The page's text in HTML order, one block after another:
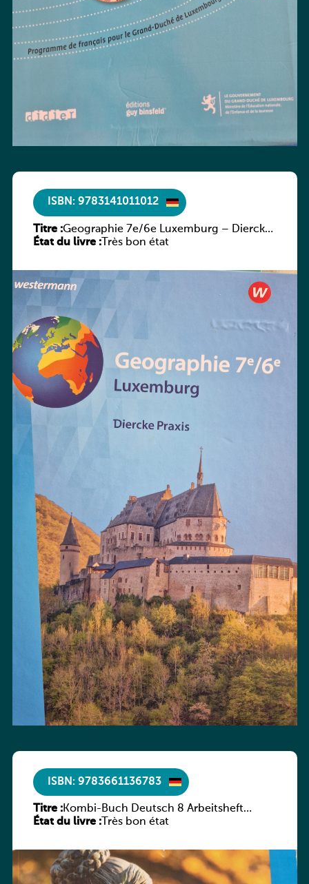
ISBN: 9783141011012
Titre :Geographie 7e/6e Luxemburg – Diercke
Praxis
État du livre :Très bon état
ISBN: 9783661136783
Titre :Kombi-Buch Deutsch 8 Arbeitsheft
(Neue Ausgabe Luxemburg)
État du livre :Très bon état